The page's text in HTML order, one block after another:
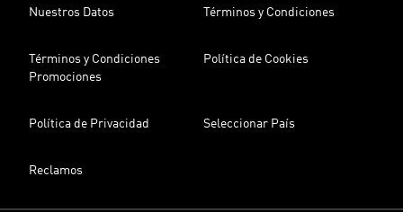
Nuestros Datos Términos y Condiciones
Términos y Condiciones
Promociones
Política de Cookies
Política de Privacidad Seleccionar País
Reclamos